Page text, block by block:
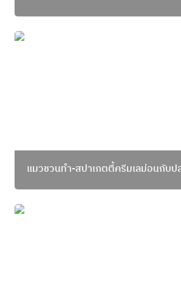
แมวชวนทำ-สปาเกตตี้ครีมเลม่อนกับป
แมวชวนทำ-สปาเกตตี้ครีมเลม่อนกับป
แมวชวนทำ-ปลาสร้อยนกเขาย่างซอส